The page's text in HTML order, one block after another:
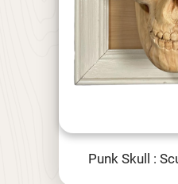
Punk Skull :